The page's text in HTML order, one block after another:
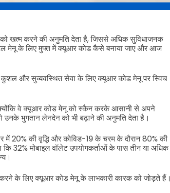
खत्म करने की अनुमति देता है, जिससे अधिक सुविधाजनक
मेनू के लिए मुफ्त में क्यूआर कोड कैसे बनाया जाए और आज
कुशल और सुव्यवस्थित सेवा के लिए क्यूआर कोड मेनू पर स्विच
वे क्यूआर कोड मेनू को स्कैन करके आसानी से अपने
भुगतान लेनदेन को भी बढ़ाने की अनुमति देता है।
में 20% की वृद्धि और कोविड-19 के चरम के दौरान 80% की
32% मोबाइल वॉलेट उपयोगकर्ताओं के पास तीन या अधिक
के लिए क्यूआर कोड मेनू के लाभकारी कारक को जोड़ते हैं।